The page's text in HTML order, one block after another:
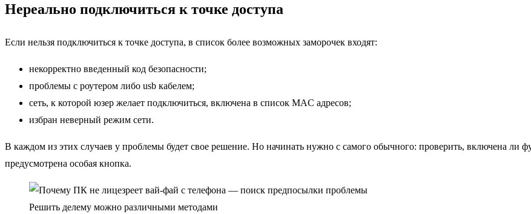
Нереально подключиться к точке доступа
Если нельзя подключиться к точке доступа, в список более возможных заморочек входят:
некорректно введенный код безопасности;
проблемы с роутером либо usb кабелем;
сеть, к которой юзер желает подключиться, включена в список MAC адресов;
избран неверный режим сети.
В каждом из этих случаев у проблемы будет свое решение. Но начинать нужно с самого обычного: проверить, включена ли
предусмотрена особая кнопка.
Решить делему можно различными методами